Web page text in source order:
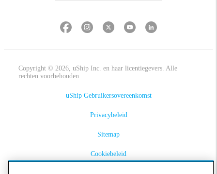
Copyright © 2026, uShip Inc. en haar licentiegevers. Alle
rechten voorbehouden.
uShip Gebruikersovereenkomst
Privacybeleid
Sitemap
Cookiebeleid